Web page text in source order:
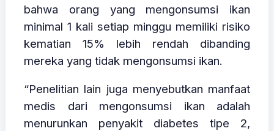
bahwa orang yang mengonsumsi ikan
minimal 1 kali setiap minggu memiliki risiko
kematian 15% lebih rendah dibanding
mereka yang tidak mengonsumsi ikan.
“Penelitian lain juga menyebutkan manfaat
medis dari mengonsumsi ikan adalah
menurunkan penyakit diabetes tipe 2,